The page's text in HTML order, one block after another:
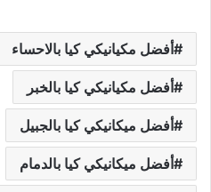
أفضل مكيانيكي كيا بالاحساء
أفضل مكيانيكي كيا بالخبر
أفضل ميكانيكي كيا بالجبيل
أفضل ميكانيكي كيا بالدمام